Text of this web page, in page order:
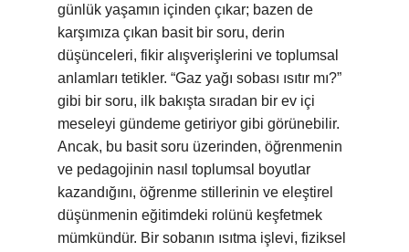
günlük yaşamın içinden çıkar; bazen de
karşımıza çıkan basit bir soru, derin
düşünceleri, fikir alışverişlerini ve toplumsal
anlamları tetikler. “Gaz yağı sobası ısıtır mı?”
gibi bir soru, ilk bakışta sıradan bir ev içi
meseleyi gündeme getiriyor gibi görünebilir.
Ancak, bu basit soru üzerinden, öğrenmenin
ve pedagojinin nasıl toplumsal boyutlar
kazandığını, öğrenme stillerinin ve eleştirel
düşünmenin eğitimdeki rolünü keşfetmek
mümkündür. Bir sobanın ısıtma işlevi, fiziksel